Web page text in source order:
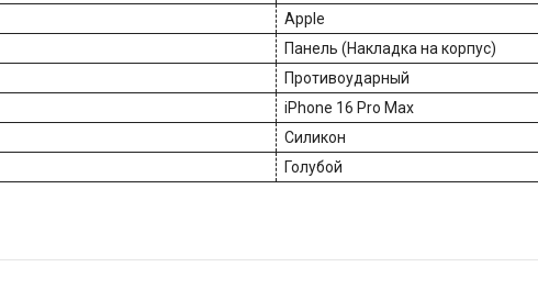
Apple
Панель (Накладка на корпус)
Противоударный
iPhone 16 Pro Max
Силикон
Голубой